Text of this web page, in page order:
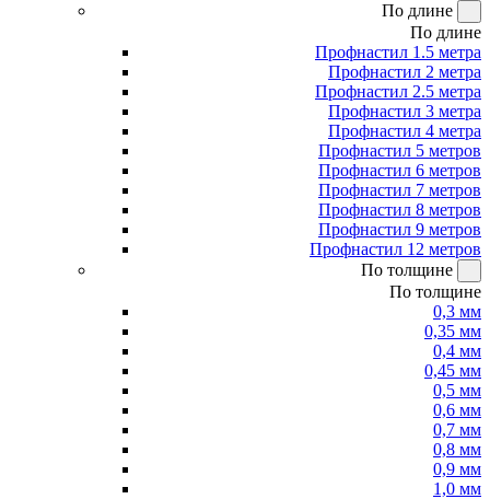
По длине
По длине
Профнастил 1.5 метра
Профнастил 2 метра
Профнастил 2.5 метра
Профнастил 3 метра
Профнастил 4 метра
Профнастил 5 метров
Профнастил 6 метров
Профнастил 7 метров
Профнастил 8 метров
Профнастил 9 метров
Профнастил 12 метров
По толщине
По толщине
0,3 мм
0,35 мм
0,4 мм
0,45 мм
0,5 мм
0,6 мм
0,7 мм
0,8 мм
0,9 мм
1,0 мм